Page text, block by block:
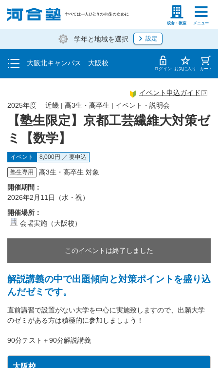
校舎・教室 メニュー
塾生の方 高等学校の先生
学年と地域を選択 設定
大阪北キャンパス 大阪校
トップ
地図・アクセス ログイン お気に入り カート
【塾生限定】京都工芸繊維大対策ゼ
ミ【数学】
2025年度 近畿 | 高3生・高卒生 | イベント・説明会
イベント申込ガイド
イベント 8,000円 ／ 要申込
塾生専用
高3生・高卒生 対象
開催期間：
2026年2月11日（水・祝）
開催場所：
会場実施（大阪校）
このイベントは終了しました
解説講義の中で出題傾向と対策ポイントを盛り込
んだゼミです。
直前講習で設置がない大学を中心に実施致しますので、出願大学
のゼミがある方は積極的に参加しましょう！
90分テスト＋90分解説講義
大阪校